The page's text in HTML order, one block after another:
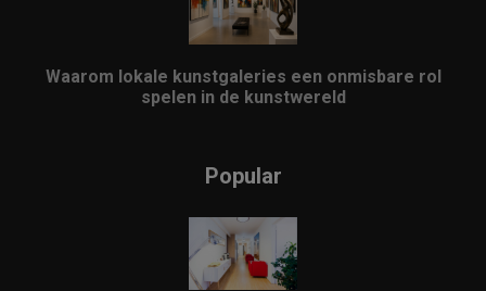
Waarom lokale kunstgaleries een onmisbare rol
spelen in de kunstwereld
Popular